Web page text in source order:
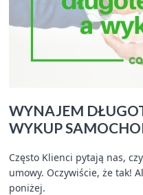
WYNAJEM
WYKUP
Często Klienci pytają nas,
umowy. Oczywiście, że tak!
poniżej.